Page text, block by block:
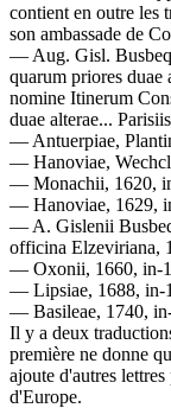
contient en outre les
son ambassade de
— Aug. Gisl.
quarum priores duae
nomine Itinerum
duae alterae...
— Antuerpiae,
— Hanoviae,
— Monachii, 1620,
— Hanoviae, 1629,
— A. Gislenii
officina Elzeviriana,
— Oxonii, 1660, in-
— Lipsiae, 1688, in-
— Basileae, 1740,
Il y a deux
première ne donne
ajoute d'autres
d'Europe.